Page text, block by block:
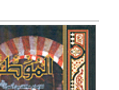
أطفال
مناسبات
أسئلة
يتكرر
طرحها
خدمات
عربة
التسوق
نشرة
الإصدارات